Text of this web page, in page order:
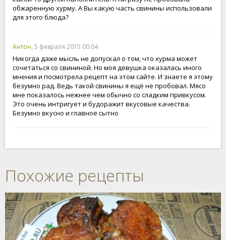
обжаренную хурму. А Вы какую часть свинины использовали
для этого блюда?
Антон, 5 февраля 2015 00:04
Никогда даже мысль не допускал о том, что хурма может
сочетаться со свининой. Но моя девушка оказалась иного
мнения и посмотрела рецепт на этом сайте. И знаете я этому
безумно рад. Ведь такой свинины я ещё не пробовал. Мясо
мне показалось нежнее чем обычно со сладким привкусом.
Это очень интригует и будоражит вкусовые качества.
Безумно вкусно и главное сытно
Похожие рецепты